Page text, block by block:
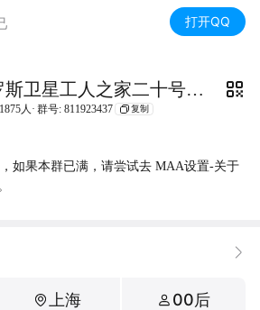
打开QQ
塔罗斯卫星工人之家二十号据点
1875人· 群号: 811923437 复制
如果本群已满，请尝试去 MAA设置-关于
上海 00后